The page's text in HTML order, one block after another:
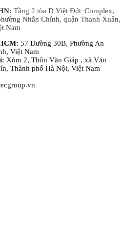
Tầng 2 tòa D Việt Đức Complex,
Nhân Chính, quận Thanh Xuân,
Nam
57 Đường 30B, Phường An
Việt Nam
Xóm 2, Thôn Văn Giáp , xã Văn
Thành phố Hà Nội, Việt Nam